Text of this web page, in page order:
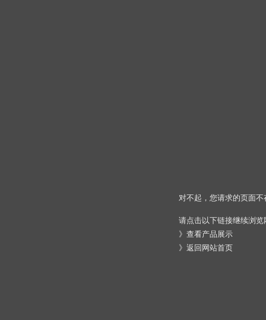
对不起，您请求的页面
请点击以下链接继续浏览
》 查看产品展示
》 返回网站首页